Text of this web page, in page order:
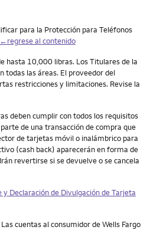
para la Protección para Teléfonos
←regrese al contenido
hasta 10,000 libras. Los Titulares de la
todas las áreas. El proveedor del
restricciones y limitaciones. Revise la
deben cumplir con todos los requisitos
de una transacción de compra que
de tarjetas móvil o inalámbrico para
(cash back) aparecerán en forma de
revertirse si se devuelve o se cancela
Declaración de Divulgación de Tarjeta
Las cuentas al consumidor de Wells Fargo